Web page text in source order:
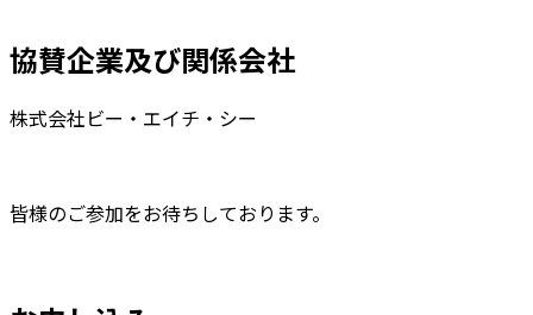
協賛企業及び関係会社
株式会社ビー・エイチ・シー
皆様のご参加をお待ちしております。